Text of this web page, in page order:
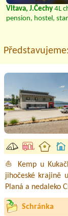
Vltava, J.Čechy 4L
pension, hostel,
Představujeme:
⛵ Kemp u
jihočeské krajině
Planá a nedaleko
Schránka